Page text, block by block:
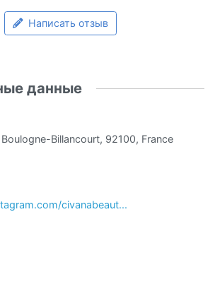
Написать отзыв
данные
Billancourt, 92100, France
civanabeaut...